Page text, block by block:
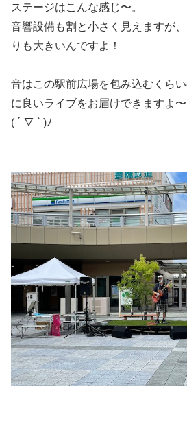
ステージはこんな感じ〜。
音響設備も割と小さく見えますが
りも大きいんですよ！
音はこの駅前広場を包み込むくら
に良いライブをお届けできますよ〜
( ´ ▽ ` )ﾉ